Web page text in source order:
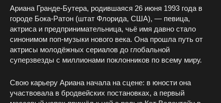
Ариана Гранде-Бутера, родившаяся 26 июня 1993 года в
городе Бока-Ратон (штат Флорида, США), — певица,
актриса и предпринимательница, чьё имя давно стало
синонимом поп-музыки нового века. Она прошла путь от
актрисы молодёжных сериалов до глобальной
суперзвезды с миллионами поклонников по всему миру.
Свою карьеру Ариана начала на сцене: в юности она
участвовала в бродвейских постановках, а первый